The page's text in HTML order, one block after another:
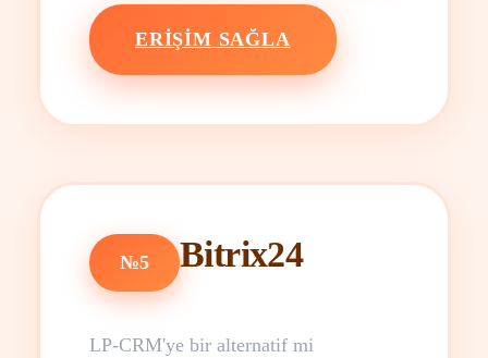
ERIŞIM SAĞLA
№5 Bitrix24
LP-CRM'ye bir alternatif mi